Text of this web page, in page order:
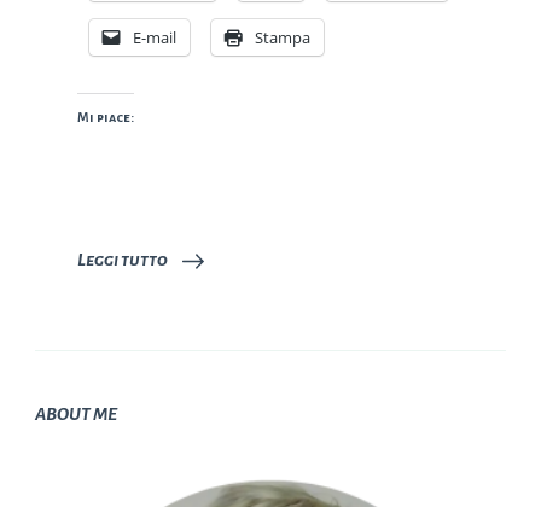
E-mail Stampa
Mi piace:
Leggi tutto
ABOUT ME